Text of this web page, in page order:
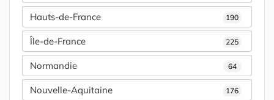
Hauts-de-France 190
Île-de-France 225
Normandie 64
Nouvelle-Aquitaine 176